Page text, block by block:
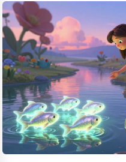
Hi! I
I tell magical
By starting to use the
Service,